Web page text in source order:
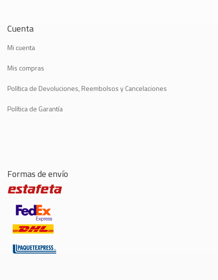
Cuenta
Mi cuenta
Mis compras
Política de Devoluciones, Reembolsos y Cancelaciones
Política de Garantía
Formas de envío